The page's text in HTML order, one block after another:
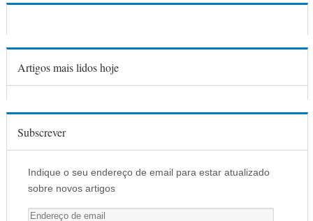
Artigos mais lidos hoje
Subscrever
Indique o seu endereço de email para estar atualizado
sobre novos artigos
E